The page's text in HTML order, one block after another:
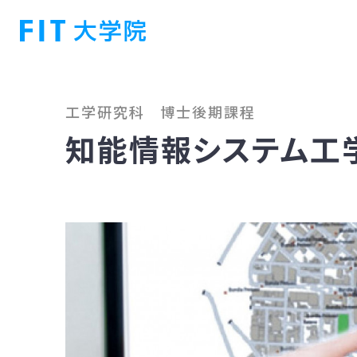
工学研究科 博士後期課程
知能情報システム工